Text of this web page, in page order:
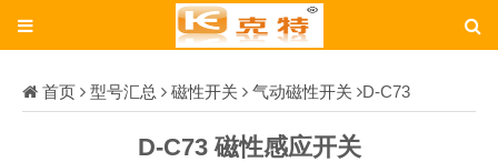
首页 型号汇总 磁性开关 气动磁性开关 D-C73
D-C73 磁性感应开关